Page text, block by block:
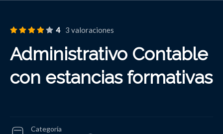
4 3 valoraciones
Administrativo Contable
con estancias formativas
Categoría